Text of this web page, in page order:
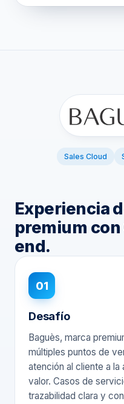
Sales Cloud
Experiencia
premium
end.
01
Desafío
Baguès, marca
múltiples puntos de
atención al cliente a la
valor. Casos de
trazabilidad clara y